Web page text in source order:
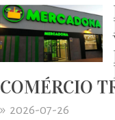
COMÉRCIO
» 2026-07-26